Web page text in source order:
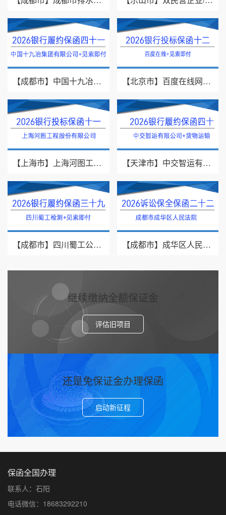
【成都市】中国十九冶集团有限公司/见索即付/2026年银行履约保函四十一 【北京市】百度在线网络技术（北京）有限公司/投标保函/2026银行投标保函十二
【上海市】上海河图工程股份有限公司/投标保函/2026银行投标保函十一 【天津市】中交智运有限公司/货物运输/2026年银行履约保函四十
【成都市】四川蜀工公路工程试验检测有限公司/2026年银行履约保函三十九 【成都市】成华区人民法院/借款纠纷/2026诉讼保全保函二十二
继续缴纳全额保证金
评估旧项目
还是免保证金办理保函
启动新征程
保函全国办理
联系人：石阳
电话微信：18683292210